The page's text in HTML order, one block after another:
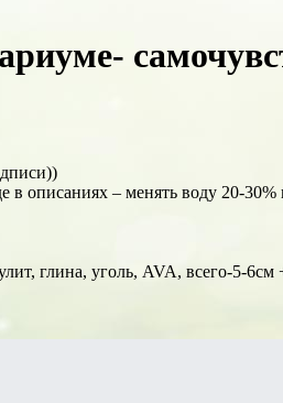
в описаниях – менять воду 20-30%
глина, уголь, AVA, всего-5-